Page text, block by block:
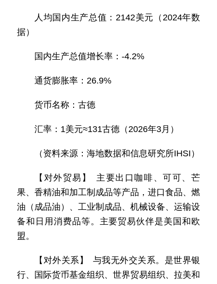
人均国内生产总值：2142美元（2024年数
据）
国内生产总值增长率：-4.2%
通货膨胀率：26.9%
货币名称：古德
汇率：1美元≈131古德（2026年3月）
（资料来源：海地数据和信息研究所IHSI）
【对外贸易】 主要出口咖啡、可可、芒
果、香精油和加工制成品等产品，进口食品、燃
油（成品油）、工业制成品、机械设备、运输设
备和日用消费品等。主要贸易伙伴是美国和欧
盟。
【对外关系】 与我无外交关系。是世界银
行、国际货币基金组织、世界贸易组织、拉美和